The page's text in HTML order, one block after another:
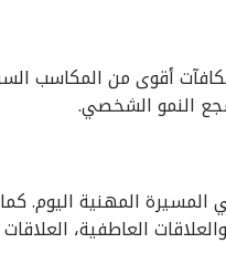
أقوى من المكاسب
النمو الشخصي.
المهنية اليوم. كما
العاطفية،